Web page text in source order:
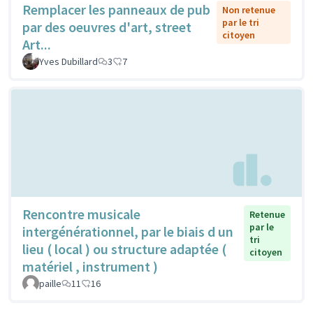
Remplacer les panneaux de pub
par des oeuvres d'art, street
Art...
Non retenue
par le tri
citoyen
Yves Dubillard 3 7
Rencontre musicale
intergénérationnel, par le biais d un
lieu ( local ) ou structure adaptée (
matériel , instrument )
Retenue
par le
tri
citoyen
paille 11 16